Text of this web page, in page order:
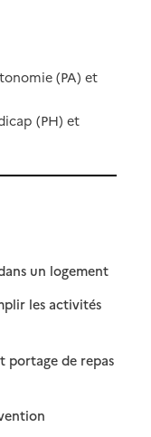
(PA) et
(PH) et
un logement
:
: non
les activités
portage de repas
: disponible
: non disponible